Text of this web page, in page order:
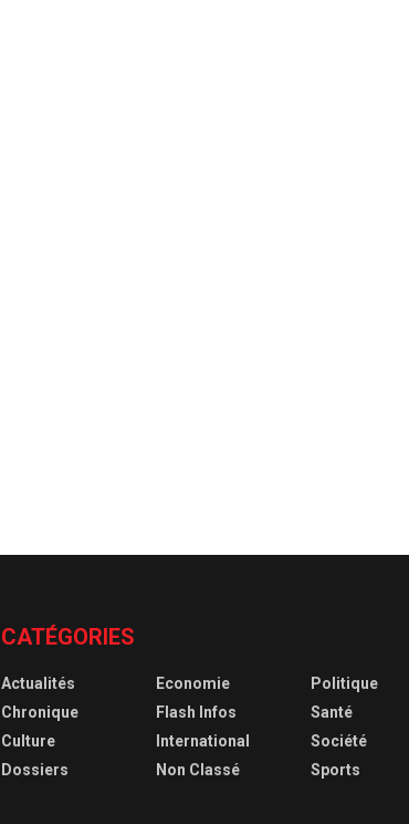
CATÉGORIES
Actualités
Chronique
Culture
Dossiers
Economie
Flash Infos
International
Non Classé
Politique
Santé
Société
Sports